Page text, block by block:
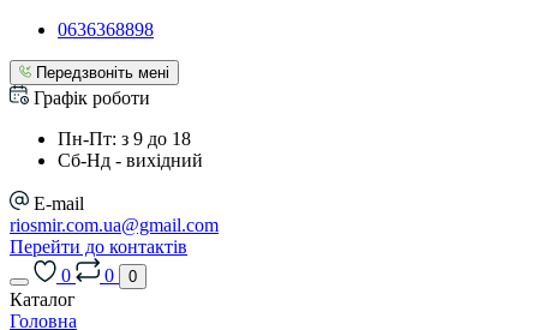
0636368898
Передзвоніть мені
Графік роботи
Пн-Пт: з 9 до 18
Сб-Нд - вихідний
E-mail
riosmir.com.ua@gmail.com
Перейти до контактів
0
0 0
Каталог
Головна